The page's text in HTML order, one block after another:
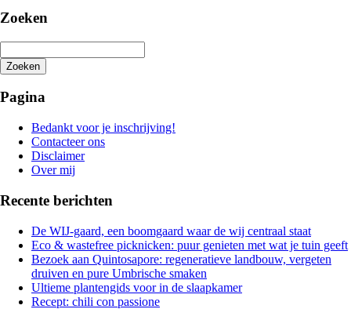
Zoeken
Zoeken
zoeken
Pagina
Bedankt voor je inschrijving!
Contacteer ons
Disclaimer
Over mij
Recente berichten
De WIJ-gaard, een boomgaard waar de wij centraal staat
Eco & wastefree picknicken: puur genieten met wat je tuin geeft
Bezoek aan Quintosapore: regeneratieve landbouw, vergeten
druiven en pure Umbrische smaken
Ultieme plantengids voor in de slaapkamer
Recept: chili con passione